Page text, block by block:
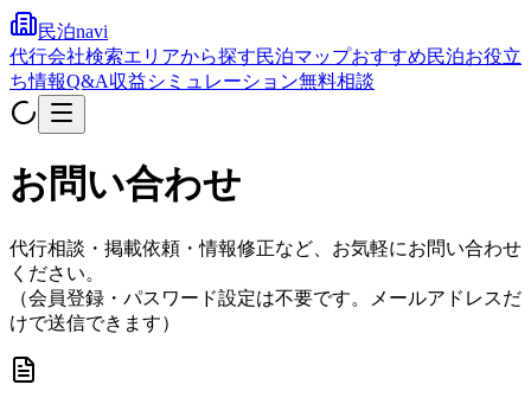
民泊navi
代行会社検索エリアから探す民泊マップおすすめ民泊お役立
ち情報Q&A収益シミュレーション無料相談
お問い合わせ
代行相談・掲載依頼・情報修正など、お気軽にお問い合わせ
ください。
（会員登録・パスワード設定は不要です。メールアドレスだ
けで送信できます）